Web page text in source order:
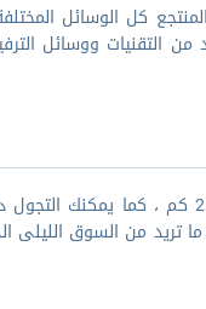
من افخم فنادق كاميرون هايلاند ذات ال5 نجوم،
التقنيات ووسائل
يتمتع الفندق بموقعه الرائع بالقرب من شلالات كاميرون هايلاند